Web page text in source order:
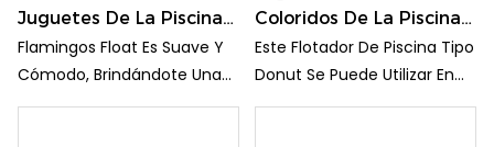
Mínimo. El Tubo De Natación
Inflable Unicorn Permite
Plegarlo Para Facilitar Su
Juguetes De La Piscina
Del Verano Del Anillo De
La Nadada Del Flamenco
Flamingos Float Es Suave Y
Cómodo, Brindándote Una
Gran Experiencia.
Coloridos De La Piscina
De Verano Del Anillo De
La Nadada Del Buñuelo
Este Flotador De Piscina Tipo
Donut Se Puede Utilizar En
Interiores Y Exteriores. Es Una